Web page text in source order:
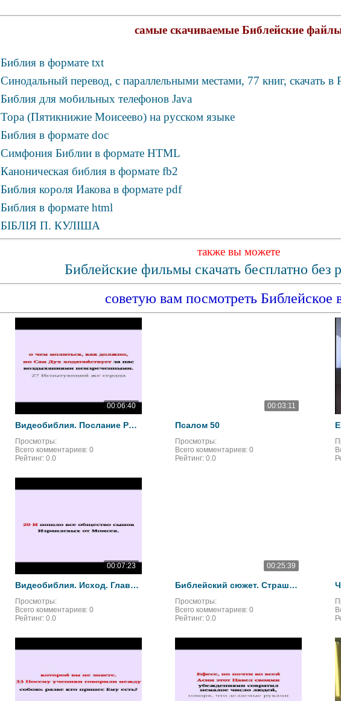
самые скачиваемые Библейские
Библия в формате txt
Синодальный перевод, с параллельными местами, 77 книг, скачать в
Библия для мобильных телефонов Java
Тора (Пятикнижие Моисеево) на русском языке
Библия в формате doc
Симфония Библии в формате HTML
Каноническая библия в формате fb2
Библия короля Иакова в формате pdf
Библия в формате html
БІБЛІЯ П. КУЛІША
также вы можете
Библейские фильмы скачать бесплатно без
советую вам посмотреть Библейское
00:06:40
Видеобиблия. Послание Римлянам. Глава 8
Просмотры:
Всего комментариев: 0
Рейтинг: 0.0
00:03:11
Псалом 50
Просмотры:
Всего комментариев: 0
Рейтинг: 0.0
00:07:23
Видеобиблия. Исход. Глава 35
Просмотры:
Всего комментариев: 0
Рейтинг: 0.0
00:25:39
Библейский сюжет. Страшный суд. Андрей Тарковский смотреть онлайн
Просмотры:
Всего комментариев: 0
Рейтинг: 0.0